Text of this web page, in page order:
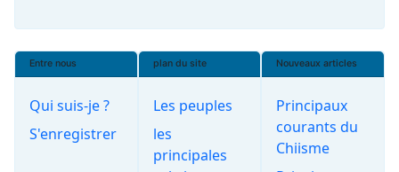
Entre nous
Qui suis-je ?
S'enregistrer
plan du site
Les peuples
les
principales
Nouveaux articles
Principaux
courants du
Chiisme